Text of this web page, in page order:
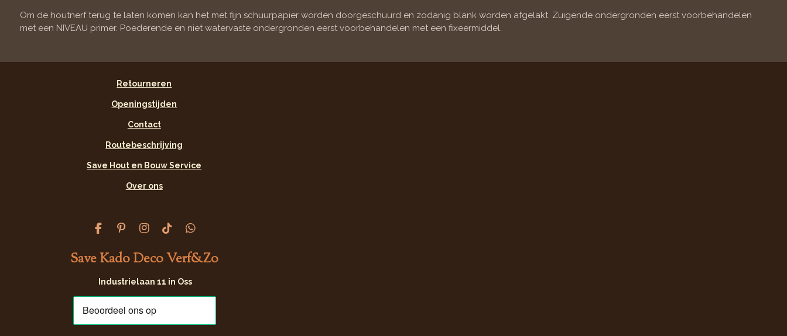
Om de houtnerf terug te laten komen kan het met fijn schuurpapier worden doorgeschuurd en zodanig blank worden afgelakt. Zuigende ondergronden eerst voorbehandelen
met een NIVEAU primer. Poederende en niet watervaste ondergronden eerst voorbehandelen met een fixeermiddel.
Retourneren
Openingstijden
Contact
Routebeschrijving
Save Hout en Bouw Service
Over ons
F
c
e
o
o
k
P
n
t
r
e
s
t
I
s
t
g
r
a
m
T
k
T
k
W
a
t
A
p
Save Kado Deco Verf&Zo
Industrielaan 11 in Oss